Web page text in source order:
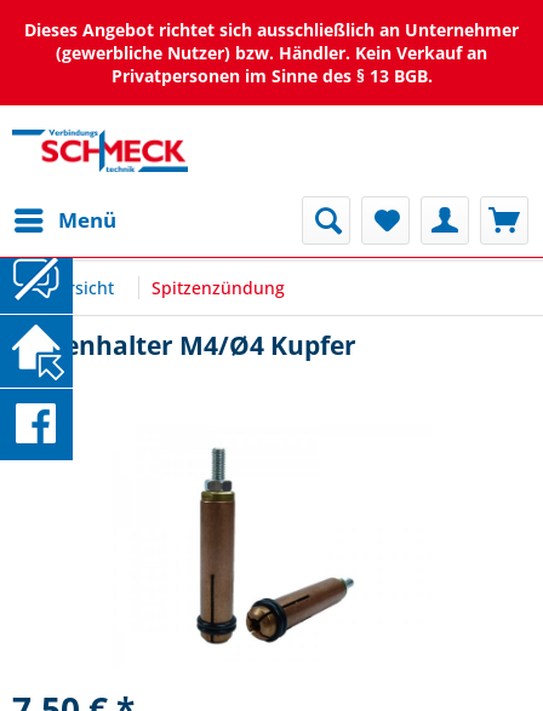
Dieses Angebot richtet sich ausschließlich an Unternehmer
(gewerbliche Nutzer) bzw. Händler. Kein Verkauf an
Privatpersonen im Sinne des § 13 BGB.
Menü
Übersicht Spitzenzündung
Bolzenhalter M4/Ø4 Kupfer